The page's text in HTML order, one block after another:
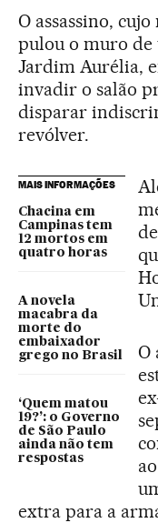
O assassino,
pulou o muro
Jardim Aurélia,
invadir o salão
disparar
revólver.
MAIS INFORMAÇÕES
Chacina em
Campinas tem
12 mortos em
quatro horas
A novela
macabra da
morte do
embaixador
grego no Brasil
‘Quem matou
19?’: o Governo
de São Paulo
ainda não tem
respostas
O
extra para a